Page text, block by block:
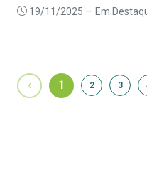
19/11/2025 — Em
‹ 1 2 3